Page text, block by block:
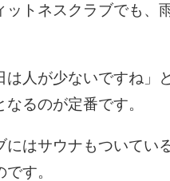
トネスクラブでも、
は人が少ないですね」
るのが定番です。
にはサウナもついてい
す。